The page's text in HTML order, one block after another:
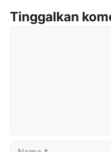
Tinggalkan
Nama